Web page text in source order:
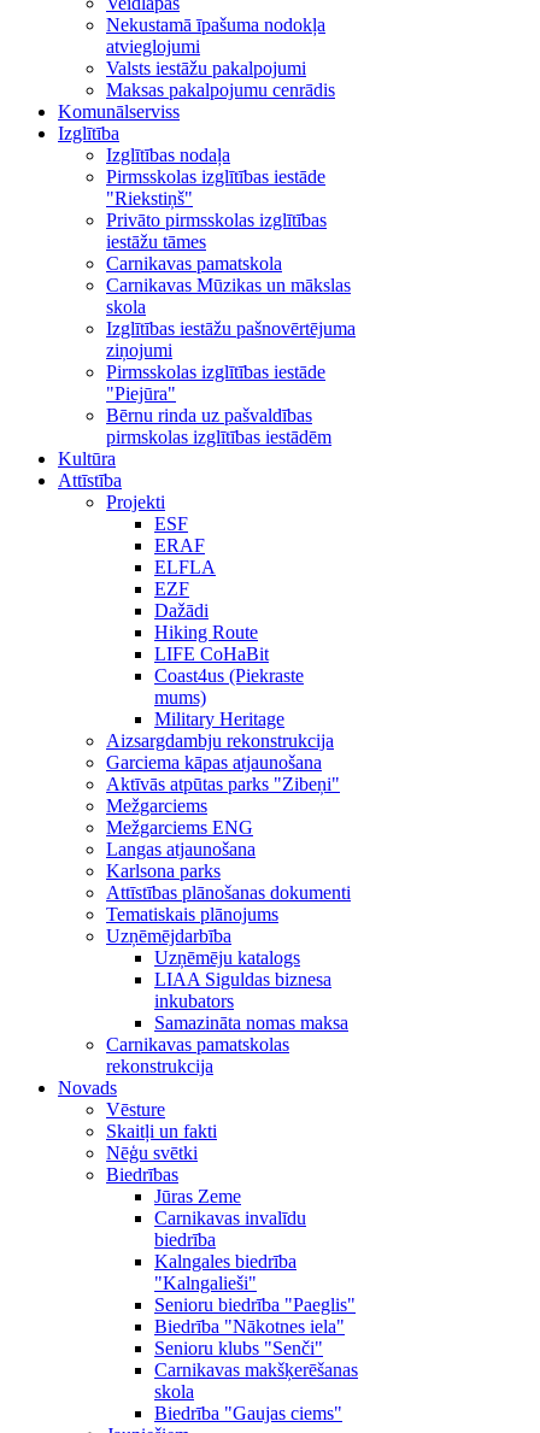
Nekustamā īpašuma nodokļa
atvieglojumi
Valsts iestāžu pakalpojumi
Maksas pakalpojumu cenrādis
Komunālserviss
Izglītība
Izglītības nodaļa
Pirmsskolas izglītības iestāde
"Riekstiņš"
Privāto pirmsskolas izglītības
iestāžu tāmes
Carnikavas pamatskola
Carnikavas Mūzikas un mākslas
skola
Izglītības iestāžu pašnovērtējuma
ziņojumi
Pirmsskolas izglītības iestāde
"Piejūra"
Bērnu rinda uz pašvaldības
pirmskolas izglītības iestādēm
Kultūra
Attīstība
Projekti
ESF
ERAF
ELFLA
EZF
Dažādi
Hiking Route
LIFE CoHaBit
Coast4us (Piekraste
mums)
Military Heritage
Aizsargdambju rekonstrukcija
Garciema kāpas atjaunošana
Aktīvās atpūtas parks "Zibeņi"
Mežgarciems
Mežgarciems ENG
Langas atjaunošana
Karlsona parks
Attīstības plānošanas dokumenti
Tematiskais plānojums
Uzņēmējdarbība
Uzņēmēju katalogs
LIAA Siguldas biznesa
inkubators
Samazināta nomas maksa
Carnikavas pamatskolas
rekonstrukcija
Novads
Vēsture
Skaitļi un fakti
Nēģu svētki
Biedrības
Jūras Zeme
Carnikavas invalīdu
biedrība
Kalngales biedrība
"Kalngalieši"
Senioru biedrība "Paeglis"
Biedrība "Nākotnes iela"
Senioru klubs "Senči"
Carnikavas makšķerēšanas
skola
Biedrība "Gaujas ciems"